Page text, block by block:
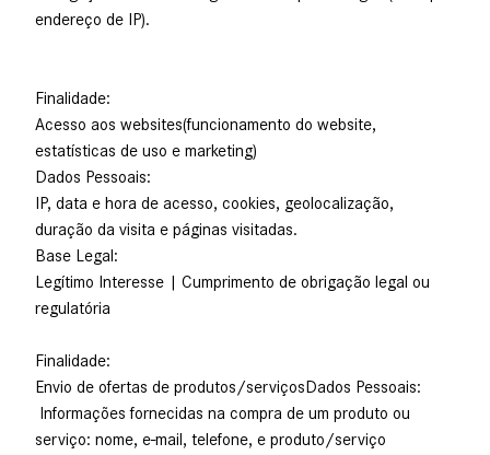
endereço de IP).
Finalidade:
Acesso aos websites(funcionamento do website,
estatísticas de uso e marketing)
Dados Pessoais:
IP, data e hora de acesso, cookies, geolocalização,
duração da visita e páginas visitadas.
Base Legal:
Legítimo Interesse | Cumprimento de obrigação legal ou
regulatória
Finalidade:
Envio de ofertas de produtos/serviçosDados Pessoais:
Informações fornecidas na compra de um produto ou
serviço: nome, e-mail, telefone, e produto/serviço